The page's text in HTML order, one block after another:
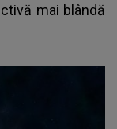
mai blândă